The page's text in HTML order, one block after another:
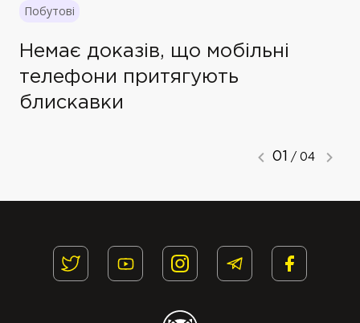
Побутові
Немає доказів, що мобільні
телефони притягують
блискавки
01 / 04